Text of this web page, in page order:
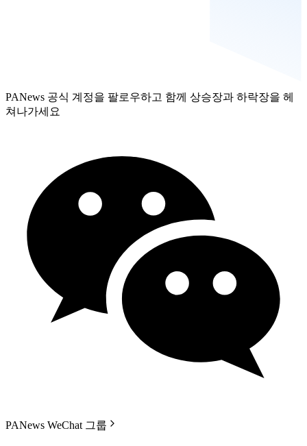
PANews 공식 계정을 팔로우하고 함께 상승장과 하락장을 헤
쳐나가세요
PANews WeChat 그룹